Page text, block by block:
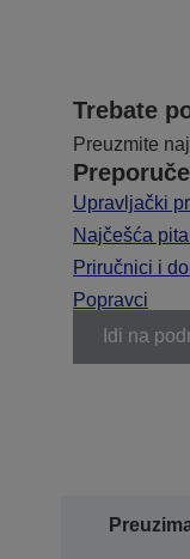
Trebate
Preuzmite
Upravljački
Najčešća
Priručnici i
Popravci
Idi na